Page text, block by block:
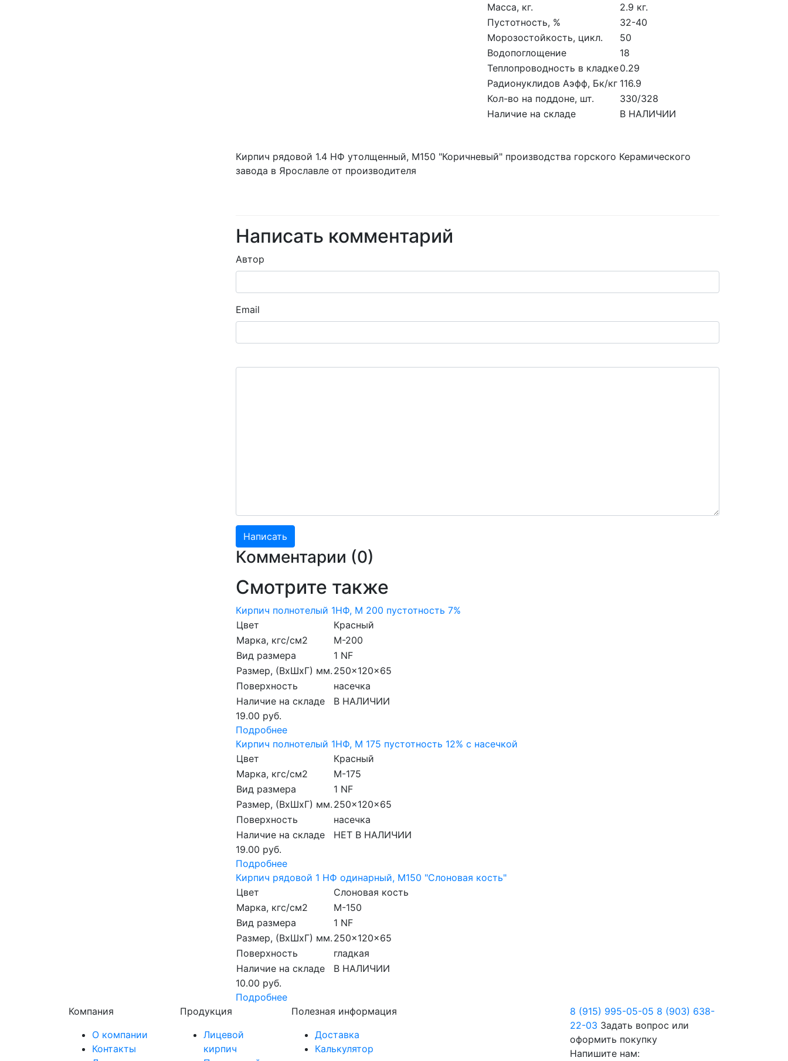
Масса, кг.
2.9 кг.
Пустотность, %
32-40
Морозостойкость, цикл.
50
Водопоглощение
18
Теплопроводность в кладке0.29
Радионуклидов Аэфф, Бк/кг 116.9
Кол-во на поддоне, шт.
330/328
Наличие на складе
В НАЛИЧИИ
Кирпич рядовой 1.4 НФ утолщенный, М150 "Коричневый" производства горского Керамического
завода в Ярославле от производителя
Написать комментарий
Автор
Email
Комментарии (0)
Смотрите также
Кирпич полнотелый 1НФ, М 200 пустотность 7%
Цвет
Красный
Марка, кгс/см2
M-200
Вид размера
1 NF
Размер, (ВхШхГ) мм. 250x120x65
Поверхность
насечка
Наличие на складе
В НАЛИЧИИ
19.00 руб.
Подробнее
Кирпич полнотелый 1НФ, М 175 пустотность 12% с насечкой
Цвет
Красный
Марка, кгс/см2
M-175
Вид размера
1 NF
Размер, (ВхШхГ) мм. 250x120x65
Поверхность
насечка
Наличие на складе
НЕТ В НАЛИЧИИ
19.00 руб.
Подробнее
Кирпич рядовой 1 НФ одинарный, М150 "Слоновая кость"
Цвет
Слоновая кость
Марка, кгс/см2
M-150
Вид размера
1 NF
Размер, (ВхШхГ) мм. 250x120x65
Поверхность
гладкая
Наличие на складе
В НАЛИЧИИ
10.00 руб.
Подробнее
Компания
О компании
Контакты
Продукция
Лицевой
кирпич
Полезная информация
Доставка
Калькулятор
8 (915) 995-05-05 8 (903) 638-
22-03 Задать вопрос или
оформить покупку
Напишите нам: